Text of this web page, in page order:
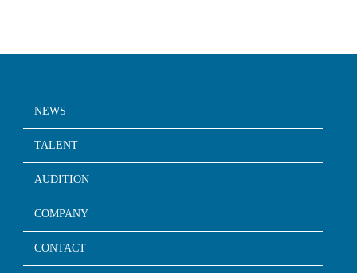
NEWS
TALENT
AUDITION
COMPANY
CONTACT